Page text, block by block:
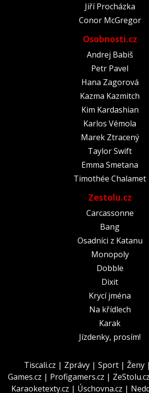
Jiří Procházka
Conor McGregor
Osobnosti.cz
Andrej Babiš
Petr Pavel
Hana Zagorová
Kazma Kazmitch
Kim Kardashian
Karlos Vémola
Marek Ztracený
Taylor Swift
Emma Smetana
Timothée Chalamet
Zestolu.cz
Carcassonne
Bang
Osadníci z Katanu
Monopoly
Dobble
Dixit
Krycí jména
Na křídlech
Karak
Jízdenky, prosím!
Tiscali.cz | Zprávy | Sport | Ženy |
Games.cz | Profigamers.cz | ZeStolu.cz
Karaoketexty.cz | Úschovna.cz |